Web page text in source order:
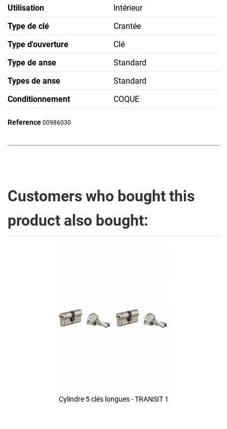
Utilisation
Intérieur
Type de clé
Crantée
Type d'ouverture
Clé
Type de anse
Standard
Types de anse
Standard
Conditionnement
COQUE
Reference 00986030
Customers who bought this
product also bought:
Cylindre 5 clés longues - TRANSIT 1